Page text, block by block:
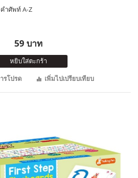
ำศัพท์ A-Z
59 บาท
หยิบใส่ตะกร้า
รโปรด
เพิ่มไปเปรียบเทียบ